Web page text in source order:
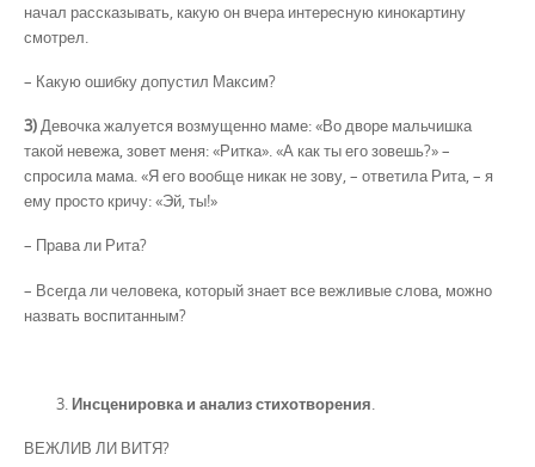
начал рассказывать, какую он вчера интересную кинокартину
смотрел.
– Какую ошибку допустил Максим?
3)Девочка жалуется возмущенно маме: «Во дворе мальчишка
такой невежа, зовет меня: «Ритка». «А как ты его зовешь?» –
спросила мама. «Я его вообще никак не зову, – ответила Рита, – я
ему просто кричу: «Эй, ты!»
– Права ли Рита?
– Всегда ли человека, который знает все вежливые слова, можно
назвать воспитанным?
Инсценировка и анализ стихотворения.
ВЕЖЛИВ ЛИ ВИТЯ?